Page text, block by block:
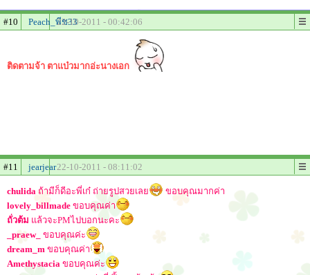
#10 Peach_พีช3322-10-2011 - 00:42:06
ติดตามจ้า ตาแบ๋วมากอ่ะนางเอก
#11 jearjear22-10-2011 - 08:11:02
chulida ถ้ามีก็ดีอะพี่เก๋ ถ่ายรูปสวยเลย
ขอบคุณมากค่า
lovely_billmade ขอบคุณค่า
ถั่วต้ม แล้วจะPMไปบอกนะคะ
_praew_ ขอบคุณค่ะ
dream_m ขอบคุณค่า
Amethystacia ขอบคุณค่ะ